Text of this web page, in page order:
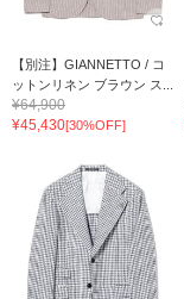
【別注】GIANNETTO / コ
ットンリネン ブラウン ス...
¥64,900
¥45,430[30%OFF]